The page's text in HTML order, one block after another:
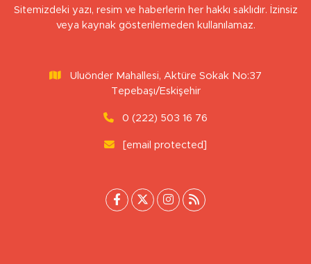
Sitemizdeki yazı, resim ve haberlerin her hakkı saklıdır. İzinsiz
veya kaynak gösterilemeden kullanılamaz.
Uluönder Mahallesi, Aktüre Sokak No:37
Tepebaşı/Eskişehir
0 (222) 503 16 76
[email protected]